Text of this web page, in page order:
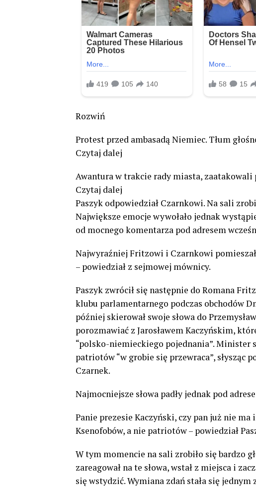
Rozwiń
Protest przed ambasadą Niemiec. Tłum
Czytaj dalej
Awantura w trakcie rady miasta, zaatakowali
Czytaj dalej
Paszyk odpowiedział Czarnkowi. Na sali
Największe emocje wywołało jednak
od mocnego komentarza pod adresem
Najwyraźniej Fritzowi i Czarnkowi
– powiedział z sejmowej mównicy.
Paszyk zwrócił się następnie do Romana
klubu parlamentarnego podczas obchodów
później skierował swoje słowa do
porozmawiać z Jarosławem Kaczyńskim,
“polsko-niemieckiego pojednania”. Minister
patriotów “w grobie się przewraca”, słysząc
Czarnek.
Najmocniejsze słowa padły jednak pod
Panie prezesie Kaczyński, czy pan już nie
Ksenofobów, a nie patriotów – powiedział
W tym momencie na sali zrobiło się bardzo
zareagował na te słowa, wstał z miejsca i
się wstydzić. Wymiana zdań stała się